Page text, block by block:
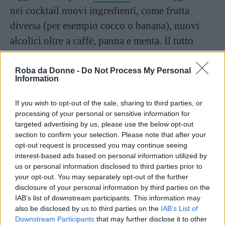
Roba da Donne - Do Not Process My Personal
Information
If you wish to opt-out of the sale, sharing to third parties, or
processing of your personal or sensitive information for
targeted advertising by us, please use the below opt-out
section to confirm your selection. Please note that after your
opt-out request is processed you may continue seeing
interest-based ads based on personal information utilized by
us or personal information disclosed to third parties prior to
your opt-out. You may separately opt-out of the further
disclosure of your personal information by third parties on the
IAB’s list of downstream participants. This information may
also be disclosed by us to third parties on the IAB’s List of
Downstream Participants that may further disclose it to other
nei cocktail nuovi ingredienti, come frutta
diversa (per esempio cocco o banana), nuovi
alcolici oltre a caffè, panna e menta. Il tutto
viene confezionato con graziosiombrellini, che
inizialmente servivano a far sciogliere meno in
Perché i tiki bar vanno di
moda?
Dicevamo: dagli anni ’90 i tiki bar sono di
nuovo di tendenza. Una ragione, secondo il
New York Times, relativa soprattutto a partire
dalla fine del decennio 2010, è che questi locali
stanno cercando di liberarsi appunto dall’idea